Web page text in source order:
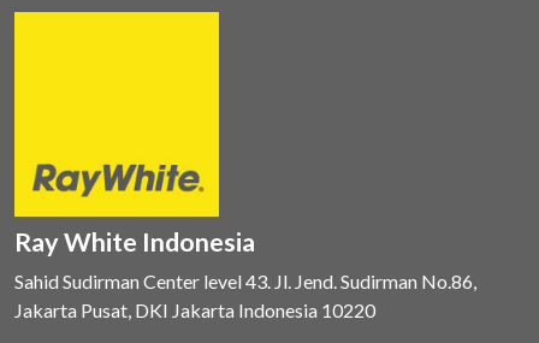
Ray White Indonesia
Sahid Sudirman Center level 43. Jl. Jend. Sudirman No.86,
Jakarta Pusat, DKI Jakarta Indonesia 10220